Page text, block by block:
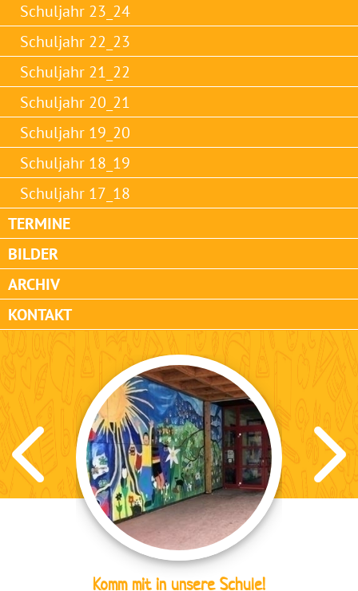
Schuljahr 23_24
Schuljahr 22_23
Schuljahr 21_22
Schuljahr 20_21
Schuljahr 19_20
Schuljahr 18_19
Schuljahr 17_18
TERMINE
BILDER
ARCHIV
KONTAKT
Komm mit in unsere Schule!